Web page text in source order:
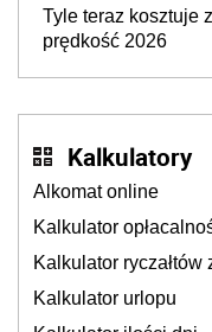
Tyle teraz kosztuje
prędkość 2026
Kalkulatory
Alkomat online
Kalkulator
Kalkulator ryczałtów
Kalkulator urlopu